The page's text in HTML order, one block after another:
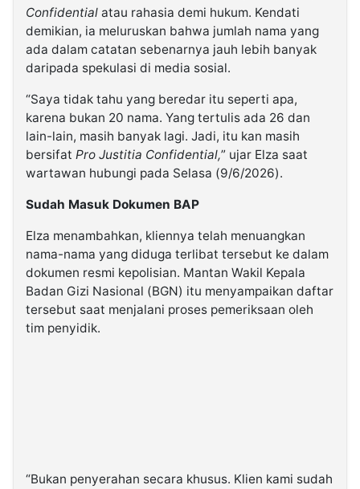
Confidential atau rahasia demi hukum. Kendati
demikian, ia meluruskan bahwa jumlah nama yang
ada dalam catatan sebenarnya jauh lebih banyak
daripada spekulasi di media sosial.
“Saya tidak tahu yang beredar itu seperti apa,
karena bukan 20 nama. Yang tertulis ada 26 dan
lain-lain, masih banyak lagi. Jadi, itu kan masih
bersifat Pro Justitia Confidential,” ujar Elza saat
wartawan hubungi pada Selasa (9/6/2026).
Sudah Masuk Dokumen BAP
Elza menambahkan, kliennya telah menuangkan
nama-nama yang diduga terlibat tersebut ke dalam
dokumen resmi kepolisian. Mantan Wakil Kepala
Badan Gizi Nasional (BGN) itu menyampaikan daftar
tersebut saat menjalani proses pemeriksaan oleh
tim penyidik.
“Bukan penyerahan secara khusus. Klien kami sudah